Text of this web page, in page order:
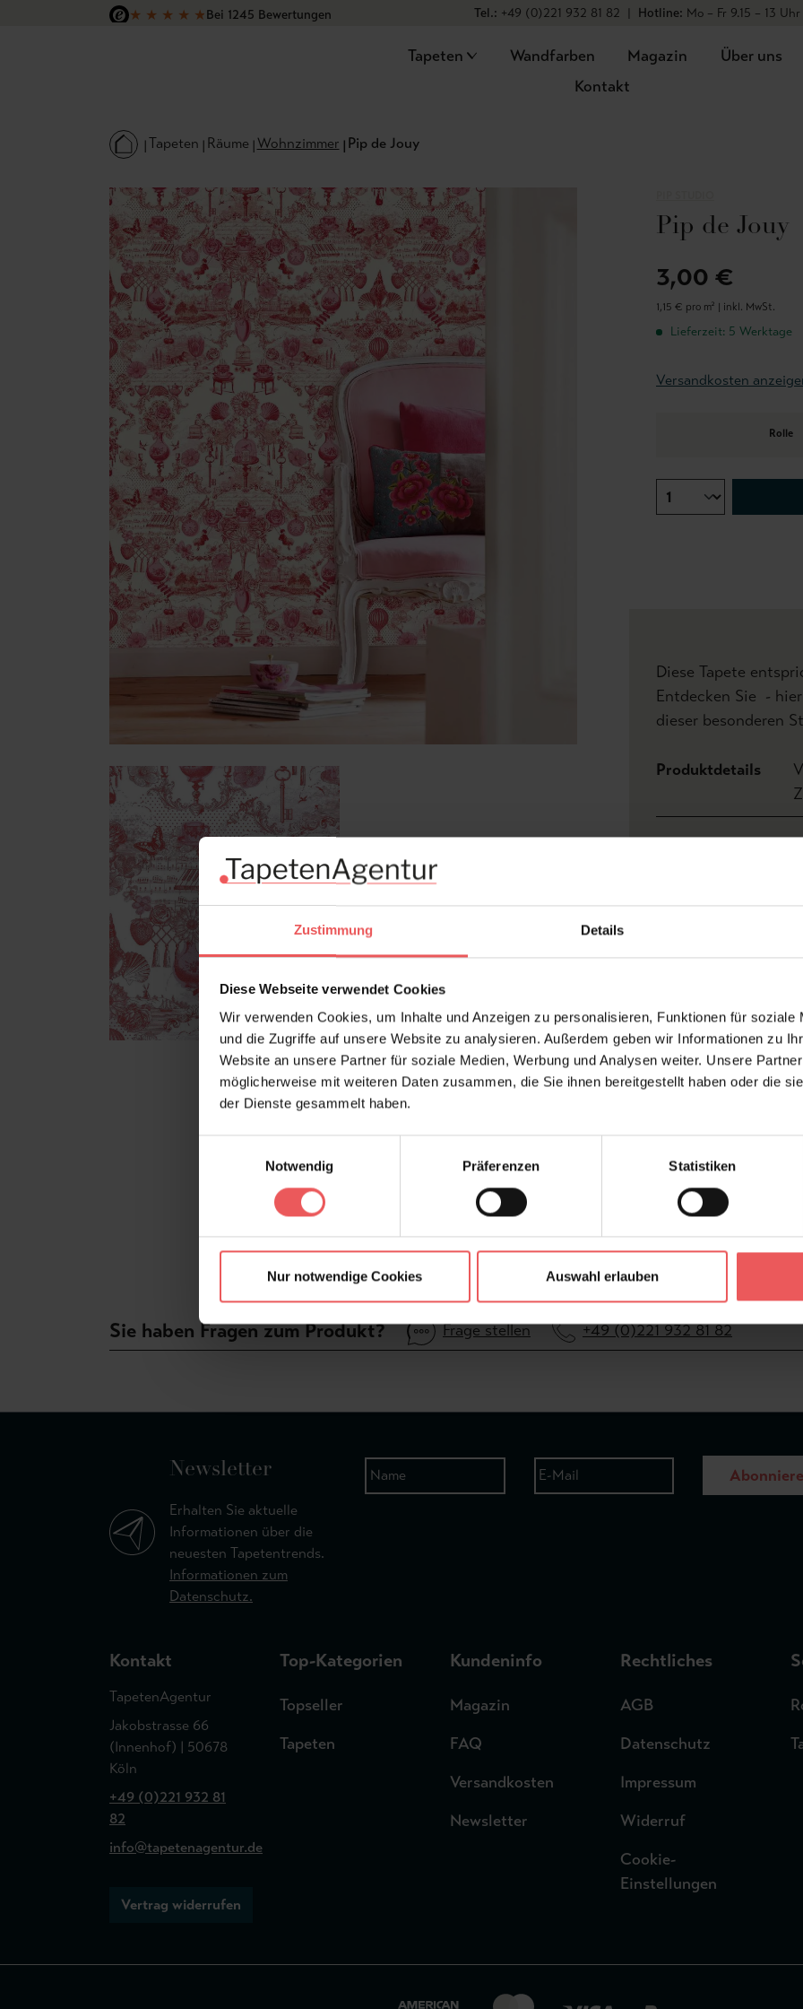
Zustimmung Details
Diese Webseite verwendet Cookies
Wir verwenden Cookies, um Inhalte und Anzeigen zu personalisieren, Funktionen für soziale
und die Zugriffe auf unsere Website zu analysieren. Außerdem geben wir Informationen zu
Website an unsere Partner für soziale Medien, Werbung und Analysen weiter. Unsere
möglicherweise mit weiteren Daten zusammen, die Sie ihnen bereitgestellt haben oder die
der Dienste gesammelt haben.
Notwendig
Präferenzen Statistiken
Nur notwendige Cookies Auswahl erlauben
Hauptinhalt springen
Zur Suche springen
Zur Hauptnavigation springen
★ ★ ★ ★ ★Bei 1245 Bewertungen
Tel.: +49 (0)221 932 81 82 | Hotline: Mo – Fr 9.15 – 13
Tapeten Wandfarben Magazin
Über uns
Kontakt
Tapeten Räume Wohnzimmer Pip de Jouy
Pip de Jouy
3,00 €
1,15 € pro m² | inkl. MwSt.
Lieferzeit: 5 Werktage
Versandkosten
Rolle
Diese Tapete
Entdecken Sie -
dieser besonderen
Produktdetails
Hersteller:
Konfektionierung:
Stil:
Trägermaterial:
Sie haben Fragen zum Produkt? Frage stellen +49 (0)221 932 81 82
Newsletter
Erhalten Sie aktuelle
Informationen über die
neuesten Tapetentrends.
Informationen zum
Datenschutz.
Kontakt
TapetenAgentur
Jakobstrasse 66
(Innenhof) | 50678
Köln
+49 (0)221 932 81
82
info@tapetenagentur.de
Vertrag widerrufen
Top-Kategorien
Topseller
Tapeten
Kundeninfo
Magazin
FAQ
Versandkosten
Newsletter
Rechtliches
AGB
Datenschutz
Impressum
Widerruf
Cookie-
Einstellungen